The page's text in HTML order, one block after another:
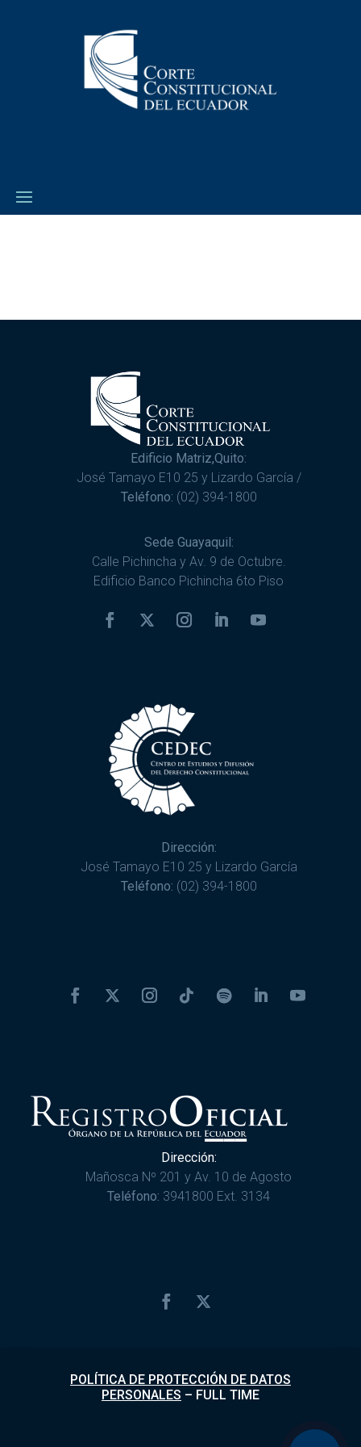
Edificio Matriz,Quito:
José Tamayo E10 25 y Lizardo García /
Teléfono: (02) 394-1800
Sede Guayaquil:
Calle Pichincha y Av. 9 de Octubre.
Edificio Banco Pichincha 6to Piso
Dirección:
José Tamayo E10 25 y Lizardo García
Teléfono: (02) 394-1800
Dirección:
Mañosca Nº 201 y Av. 10 de Agosto
Teléfono: 3941800 Ext. 3134
POLÍTICA DE PROTECCIÓN DE DATOS
PERSONALES – FULL TIME